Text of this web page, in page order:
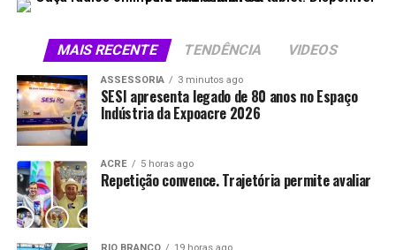
MAIS RECENTE TENDÊNCIA VIDEOS
ASSESSORIA 3 minutos ago
SESI apresenta legado de 80 anos no Espaço
Indústria da Expoacre 2026
ACRE 5 horas ago
Repetição convence. Trajetória permite avaliar